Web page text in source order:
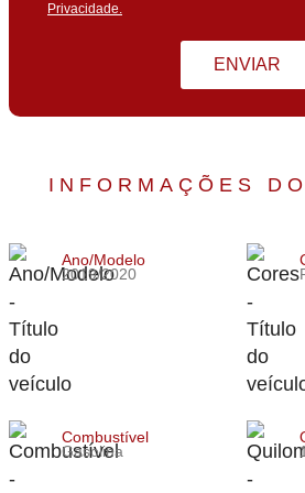
Privacidade.
ENVIAR
INFORMAÇÕES
Ano/Modelo
2019/2020
Combustível
Gasolina